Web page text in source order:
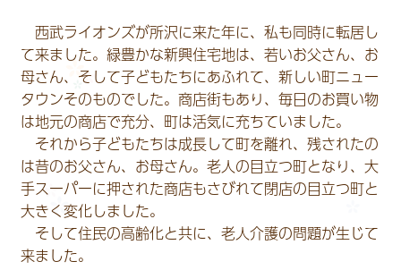
西武ライオンズが所沢に来た年に、私も同時に転居し
て来ました。緑豊かな新興住宅地は、若いお父さん、お
母さん、そして子どもたちにあふれて、新しい町ニュー
タウンそのものでした。商店街もあり、毎日のお買い物
は地元の商店で充分、町は活気に充ちていました。
それから子どもたちは成長して町を離れ、残されたの
は昔のお父さん、お母さん。老人の目立つ町となり、大
手スーパーに押された商店もさびれて閉店の目立つ町と
大きく変化しました。
そして住民の高齢化と共に、老人介護の問題が生じて
来ました。